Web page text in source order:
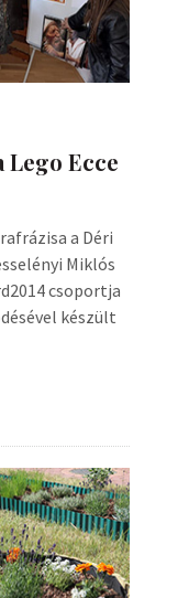
Lego Ecce
a Déri
Miklós
csoportja
készült